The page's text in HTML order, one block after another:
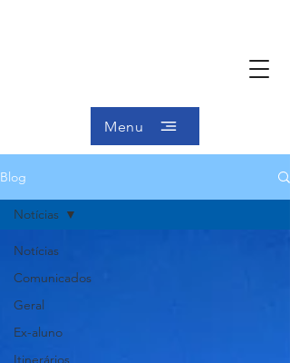
Menu
Blog
Notícias
Comunicados
Geral
Ex-aluno
Itinerários
Notícias